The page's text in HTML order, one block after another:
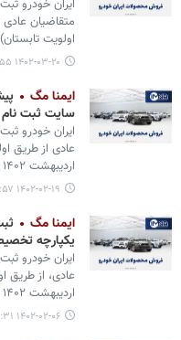
متقاضیان
اولویت تابستان) را در
۱۴۰۲-۰۳-۲۰ ۰۷:۵۵
ایمنا مگ
سایت ثبت
ایران خودرو
عادی از طریق
اردیبهشت ۱۴۰۲ را آغاز کرد.
۱۴۰۲-۰۲-۱۹ ۱۳:۵۷
ایمنا مگ
یکپارچه
ایران خودرو
عادی، از طریق
اردیبهشت ۱۴۰۲ آغاز کرد.
۱۴۰۲-۰۲-۰۶ ۰۸:۳۱